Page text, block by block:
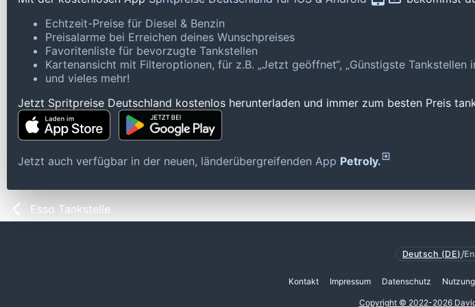
Echtzeit-Preise für Diesel & Benzin
Preisalarme bei Erreichen deines Wunschpreises
Favoritenliste für bevorzugte Tankstellen
Kartenansicht mit Filteroptionen, für z.B. „Jetzt geöffnet“, „Günstigste Tankstellen
und vieles mehr!
Jetzt Spritpreise Deutschland kostenlos herunterladen und immer zum besten Preis
Jetzt auch verfügbar in der neuen, länderübergreifenden App Petroly.
Esso Tankstelle
Deutsch (DE) /
Kontakt Impressum Datenschutz
Copyright © 2022-2026